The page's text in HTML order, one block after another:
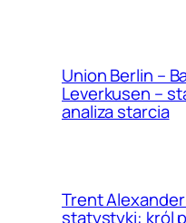
Union Berlin –
Leverkusen –
analiza starcia
Trent
statystyki: król